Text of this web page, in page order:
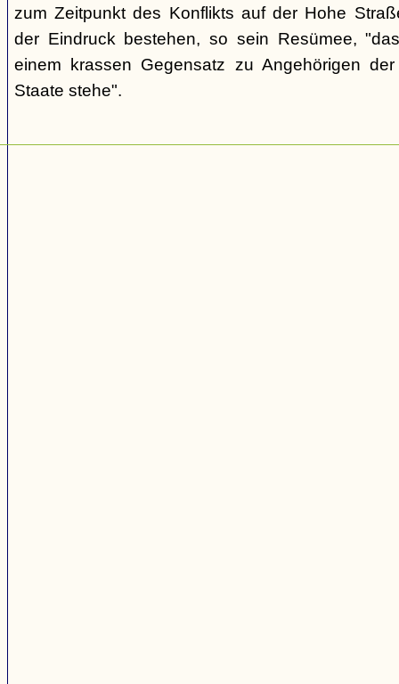
zum Zeitpunkt des Konflikts auf der Hohe
der Eindruck bestehen, so sein Resümee,
einem krassen Gegensatz zu Angehörigen
Staate stehe".